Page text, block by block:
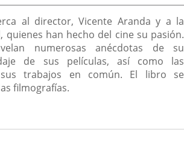
al director, Vicente Aranda y a la
quienes han hecho del cine su pasión.
numerosas anécdotas de su
de sus películas, así como las
trabajos en común. El libro se
filmografías.